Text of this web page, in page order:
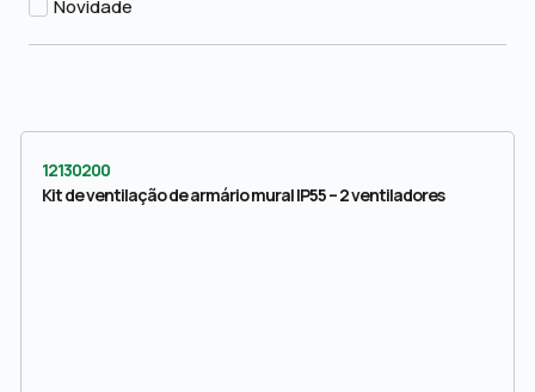
Novidade
12130200
Kit de ventilação de armário mural IP55 – 2 ventiladores